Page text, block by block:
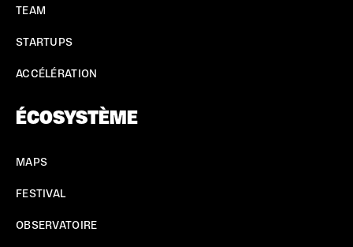
TEAM
STARTUPS
ACCÉLÉRATION
ÉCOSYSTÈME
MAPS
FESTIVAL
OBSERVATOIRE